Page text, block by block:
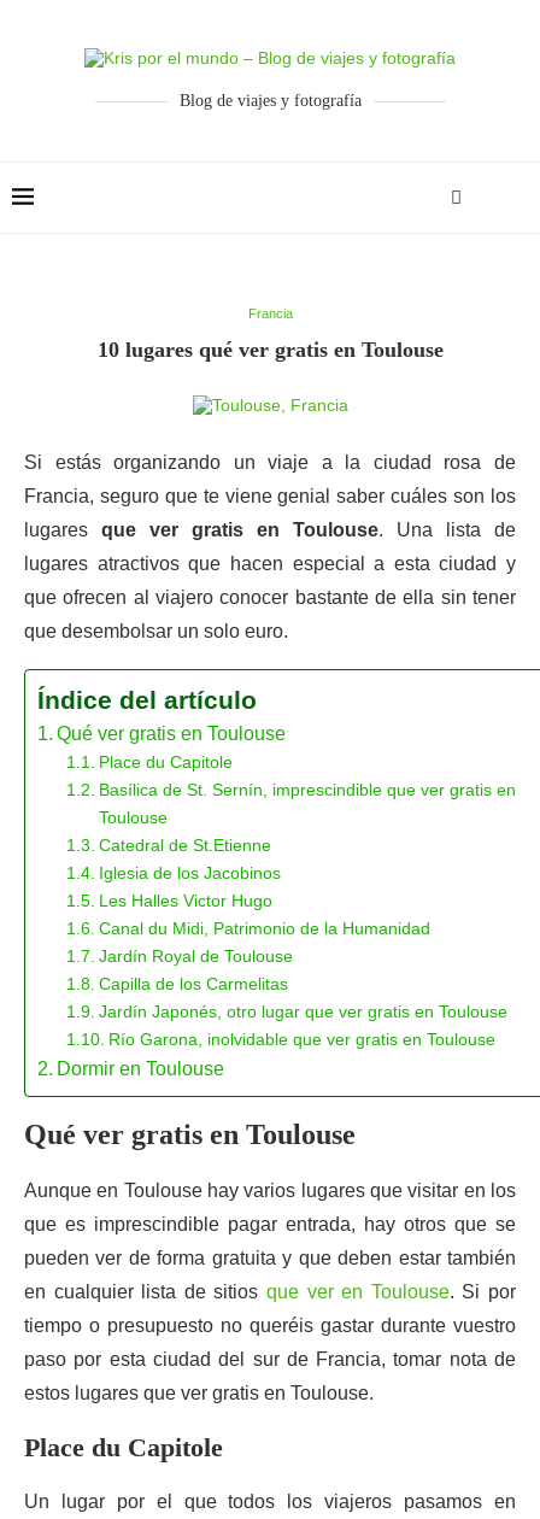
Blog de viajes y fotografía
Francia
10 lugares qué ver gratis en Toulouse
Si estás organizando un viaje a la ciudad rosa de
Francia, seguro que te viene genial saber cuáles son los
lugares que ver gratis en Toulouse. Una lista de
lugares atractivos que hacen especial a esta ciudad y
que ofrecen al viajero conocer bastante de ella sin tener
que desembolsar un solo euro.
Índice del artículo
Qué ver gratis en Toulouse
Place du Capitole
Basílica de St. Sernín, imprescindible que ver gratis en
Toulouse
Catedral de St.Etienne
Iglesia de los Jacobinos
Les Halles Victor Hugo
Canal du Midi, Patrimonio de la Humanidad
Jardín Royal de Toulouse
Capilla de los Carmelitas
Jardín Japonés, otro lugar que ver gratis en Toulouse
Río Garona, inolvidable que ver gratis en Toulouse
Dormir en Toulouse
Qué ver gratis en Toulouse
Aunque en Toulouse hay varios lugares que visitar en los
que es imprescindible pagar entrada, hay otros que se
pueden ver de forma gratuita y que deben estar también
en cualquier lista de sitios que ver en Toulouse. Si por
tiempo o presupuesto no queréis gastar durante vuestro
paso por esta ciudad del sur de Francia, tomar nota de
estos lugares que ver gratis en Toulouse.
Place du Capitole
Un lugar por el que todos los viajeros pasamos en